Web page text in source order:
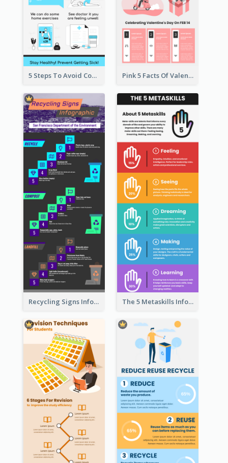
5 Steps To Avoid Covid 19 Infographic Pink 5 Facts Of Valentine's Day Infographic
Recycling Signs Infographic The 5 Metaskills Infographic